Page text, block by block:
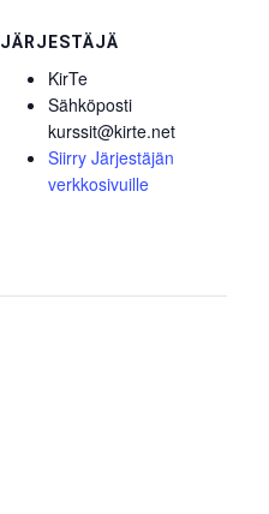
JÄRJESTÄJÄ
KirTe
Sähköposti
kurssit@kirte.net
Siirry Järjestäjän
verkkosivuille